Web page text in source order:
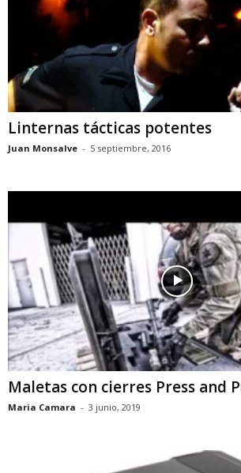
Linternas tácticas potentes
Juan Monsalve - 5 septiembre, 2016
Maletas con cierres Press and
Maria Camara - 3 junio, 2019